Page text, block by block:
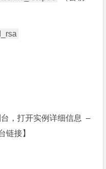
，打开实例详细信息 –
链接】